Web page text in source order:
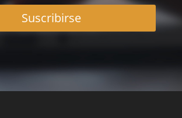
Suscribirse